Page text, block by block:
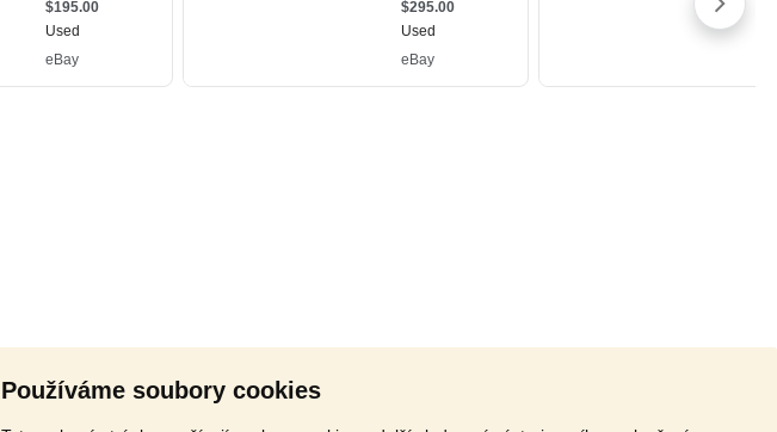
Používáme soubory cookies